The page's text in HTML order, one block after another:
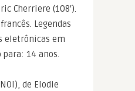
Cherriere (108′).
Legendas
eletrônicas em
14 anos.
de Elodie